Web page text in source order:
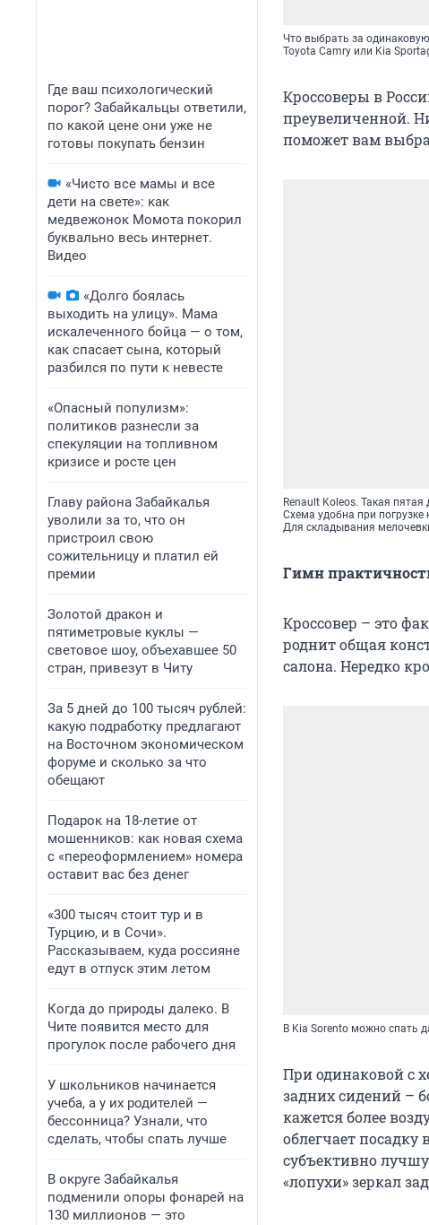
Где ваш психологический
порог? Забайкальцы ответили,
по какой цене они уже не
готовы покупать бензин
«Чисто все мамы и все
дети на свете»: как
медвежонок Момота покорил
буквально весь интернет.
Видео
«Долго боялась
выходить на улицу». Мама
искалеченного бойца — о том,
как спасает сына, который
разбился по пути к невесте
«Опасный популизм»:
политиков разнесли за
спекуляции на топливном
кризисе и росте цен
Главу района Забайкалья
уволили за то, что он
пристроил свою
сожительницу и платил ей
премии
Золотой дракон и
пятиметровые куклы —
световое шоу, объехавшее 50
стран, привезут в Читу
За 5 дней до 100 тысяч рублей:
какую подработку предлагают
на Восточном экономическом
форуме и сколько за что
обещают
Подарок на 18-летие от
мошенников: как новая схема
с «переоформлением» номера
оставит вас без денег
«300 тысяч стоит тур и в
Турцию, и в Сочи».
Рассказываем, куда россияне
едут в отпуск этим летом
Когда до природы далеко. В
Чите появится место для
прогулок после рабочего дня
У школьников начинается
учеба, а у их родителей —
бессонница? Узнали, что
сделать, чтобы спать лучше
В округе Забайкалья
подменили опоры фонарей на
130 миллионов — это
Что выбрать за
Toyota Camry или Kia
Кроссоверы в
преувеличенной.
поможет вам
Renault Koleos. Такая
Схема удобна при
Для складывания
Гимн
Кроссовер – это
роднит общая
салона. Нередко
В Kia Sorento можно спать
При одинаковой с
задних сидений –
кажется более
облегчает посадку
субъективно
«лопухи» зеркал